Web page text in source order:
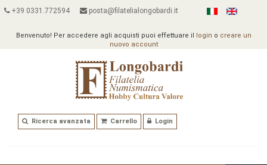
+39 0331.772594 posta@filatelialongobardi.it
Benvenuto! Per accedere agli acquisti puoi effettuare il login o creare un
nuovo account
Ricerca avanzata Carrello Login